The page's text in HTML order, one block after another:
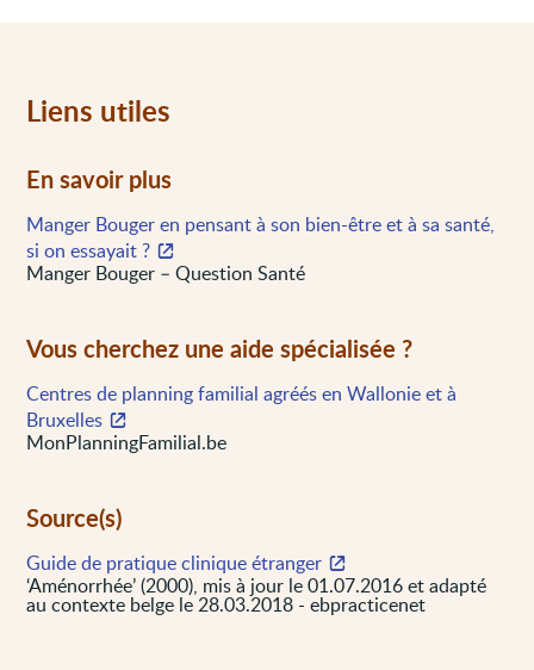
Liens utiles
En savoir plus
Manger Bouger en pensant à son bien-être et à sa santé,
si on essayait ?
Manger Bouger – Question Santé
Vous cherchez une aide spécialisée ?
Centres de planning familial agréés en Wallonie et à
Bruxelles
MonPlanningFamilial.be
Source(s)
Guide de pratique clinique étranger
‘Aménorrhée’ (2000), mis à jour le 01.07.2016 et adapté
au contexte belge le 28.03.2018 - ebpracticenet